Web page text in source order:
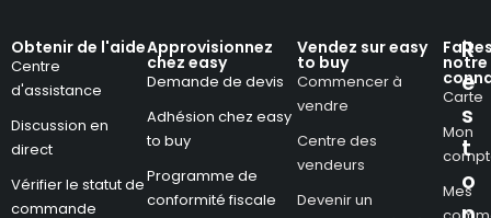
Obtenir de l'aide
Centre
d'assistance
Discussion en
direct
Vérifier le statut de
commande
Approvisionnez
chez easy
Demande de devis
Adhésion chez easy
to buy
Programme de
conformité fiscale
Vendez sur easy
to buy
Commencer à
vendre
Centre des
vendeurs
Devenir un
notre
Carte
Mon
Mes
R
e
s
t
o